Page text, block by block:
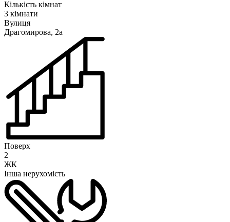
Кількість кімнат
3 кімнати
Вулиця
Драгомирова, 2а
Поверх
2
ЖК
Інша нерухомість